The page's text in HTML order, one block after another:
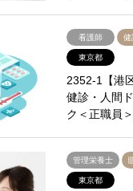
看護師 健
東京都
2352-1【港
健診・人間
ク＜正職員
管理栄養士
東京都